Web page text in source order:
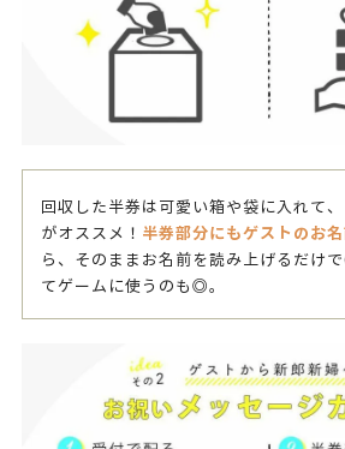
回収した半券は可愛い箱や袋に入れて
がオススメ！ 半券部分にもゲストのお
ら、そのままお名前を読み上げるだけ
てゲームに使うのも◎。